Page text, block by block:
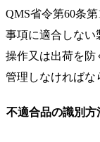
QMS省令第60条
事項に適合しない
操作又は出荷を防
管理しなければな
不適合品の識別方